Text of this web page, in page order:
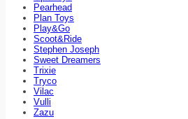
Pearhead
Plan Toys
Play&Go
Scoot&Ride
Stephen Joseph
Sweet Dreamers
Trixie
Tryco
Vilac
Vulli
Zazu